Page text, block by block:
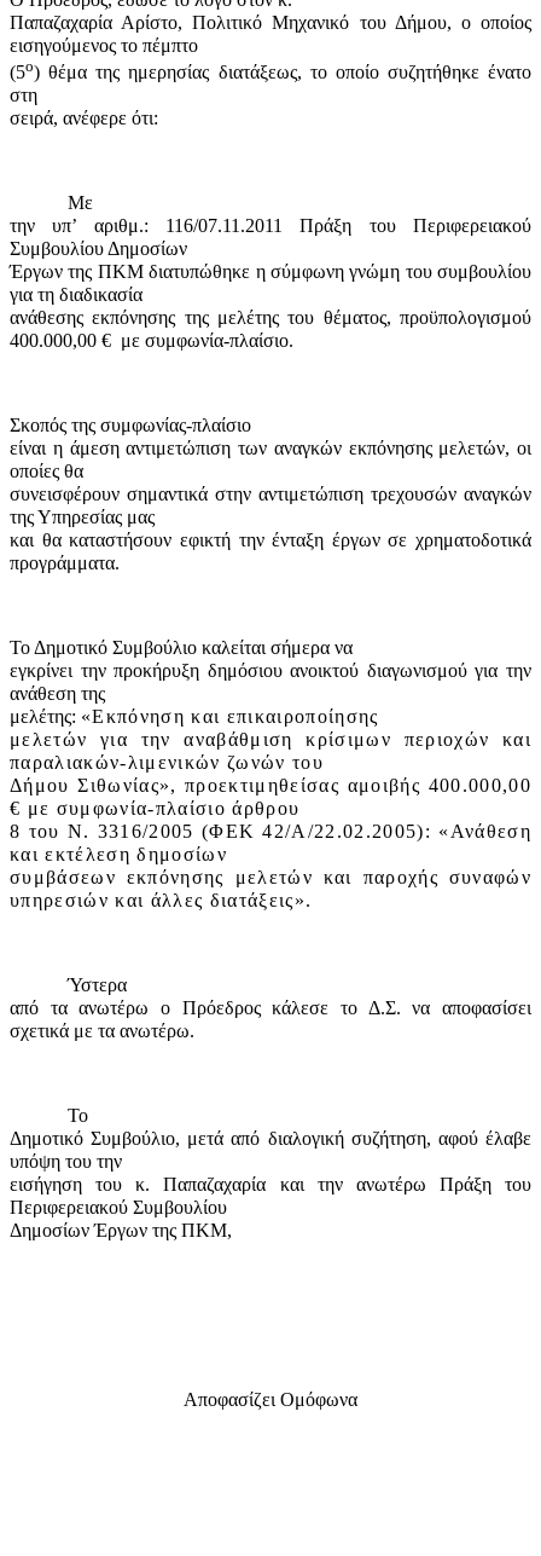
Παπαζαχαρία Αρίστο, Πολιτικό Μηχανικό του Δήμου, ο οποίος
εισηγούμενος το πέμπτο
(5ο) θέμα της ημερησίας διατάξεως, το οποίο συζητήθηκε ένατο
στη
σειρά, ανέφερε ότι:
Με
την υπ’ αριθμ.: 116/07.11.2011 Πράξη του Περιφερειακού
Συμβουλίου Δημοσίων
Έργων της ΠΚΜ διατυπώθηκε η σύμφωνη γνώμη του συμβουλίου
για τη διαδικασία
ανάθεσης εκπόνησης της μελέτης του θέματος, προϋπολογισμού
400.000,00 € με συμφωνία-πλαίσιο.
Σκοπός της συμφωνίας-πλαίσιο
είναι η άμεση αντιμετώπιση των αναγκών εκπόνησης μελετών, οι
οποίες θα
συνεισφέρουν σημαντικά στην αντιμετώπιση τρεχουσών αναγκών
της Υπηρεσίας μας
και θα καταστήσουν εφικτή την ένταξη έργων σε χρηματοδοτικά
προγράμματα.
Το Δημοτικό Συμβούλιο καλείται σήμερα να
εγκρίνει την προκήρυξη δημόσιου ανοικτού διαγωνισμού για την
ανάθεση της
μελέτης: «Εκπόνηση και επικαιροποίησης
μελετών για την αναβάθμιση κρίσιμων περιοχών και
παραλιακών-λιμενικών ζωνών του
Δήμου Σιθωνίας», προεκτιμηθείσας αμοιβής 400.000,00
€ με συμφωνία-πλαίσιο άρθρου
8 του Ν. 3316/2005 (ΦΕΚ 42/Α/22.02.2005): «Ανάθεση
και εκτέλεση δημοσίων
συμβάσεων εκπόνησης μελετών και παροχής συναφών
υπηρεσιών και άλλες διατάξεις».
Ύστερα
από τα ανωτέρω ο Πρόεδρος κάλεσε το Δ.Σ. να αποφασίσει
σχετικά με τα ανωτέρω.
Το
Δημοτικό Συμβούλιο, μετά από διαλογική συζήτηση, αφού έλαβε
υπόψη του την
εισήγηση του κ. Παπαζαχαρία και την ανωτέρω Πράξη του
Περιφερειακού Συμβουλίου
Δημοσίων Έργων της ΠΚΜ,
Αποφασίζει Ομόφωνα